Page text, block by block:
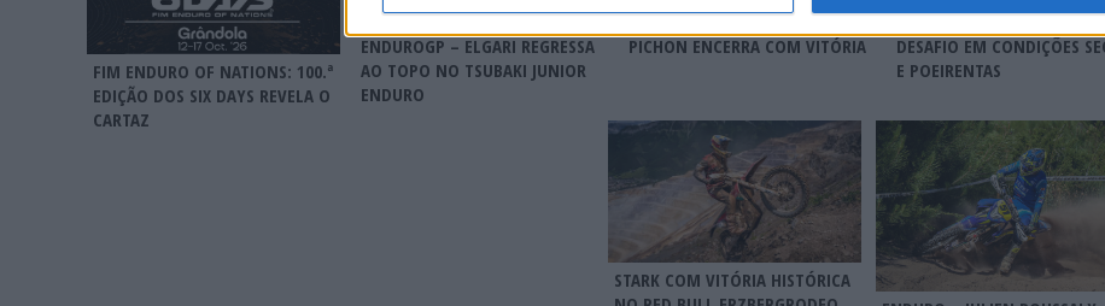
FIM ENDURO OF NATIONS: 100.ª
EDIÇÃO DOS SIX DAYS REVELA O
CARTAZ
MUNDIAL PAULO DUARTE
ENDUROGP – ELGARI REGRESSA
AO TOPO NO TSUBAKI JUNIOR
ENDURO
ENDUROGP, FAFE – ZACH
PICHON ENCERRA COM VITÓRIA
MUNDIAL ENDURO, FAFE –
DESAFIO EM CONDIÇÕES
E POEIRENTAS
STARK COM VITÓRIA HISTÓRICA